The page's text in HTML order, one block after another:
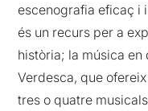
escenografia eficaç i
és un recurs per a
història; la música en
Verdesca, que
tres o quatre